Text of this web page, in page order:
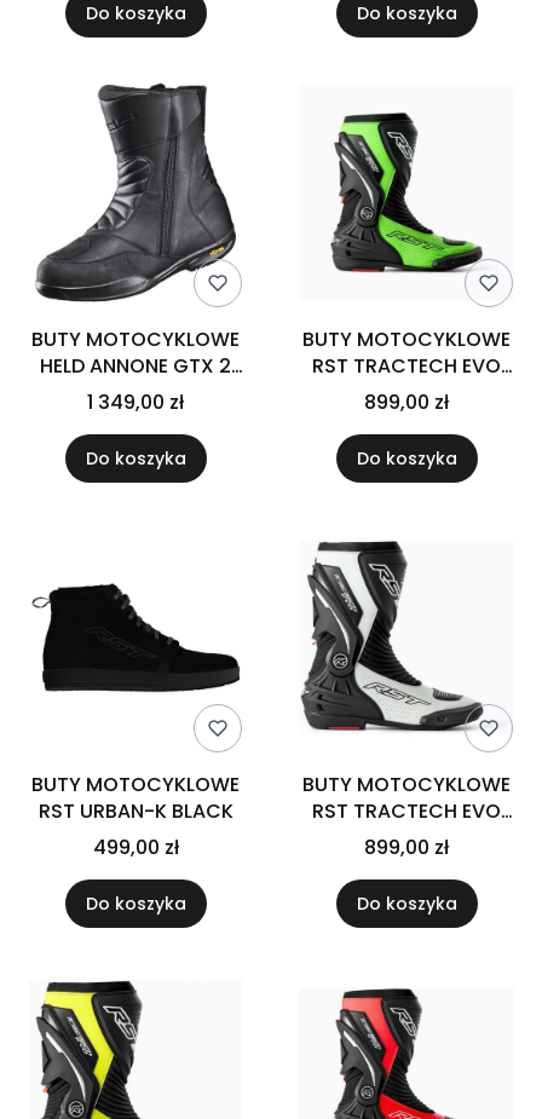
Do koszyka Do koszyka
BUTY MOTOCYKLOWE
HELD ANNONE GTX 2
[GORE-TEX] BLACK
1 349,00 zł
Do koszyka
BUTY MOTOCYKLOWE
RST TRACTECH EVO
D3O SPORT BLACK FLUO
GREEN
899,00 zł
Do koszyka
BUTY MOTOCYKLOWE
RST URBAN-K BLACK
499,00 zł
Do koszyka
BUTY MOTOCYKLOWE
RST TRACTECH EVO
D3O SPORT BLACK
WHITE 37
899,00 zł
Do koszyka